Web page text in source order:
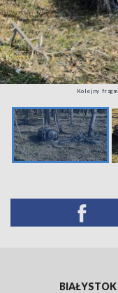
Kolejny
BIAŁYSTOK